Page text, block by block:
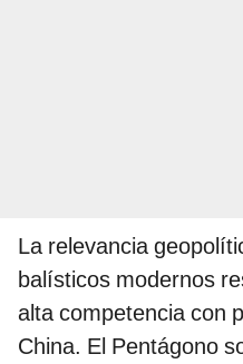
La relevancia
balísticos modernos
alta competencia con
China. El Pentágono